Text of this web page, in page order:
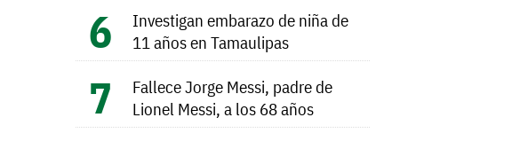
Investigan embarazo de niña de
11 años en Tamaulipas
Fallece Jorge Messi, padre de
Lionel Messi, a los 68 años